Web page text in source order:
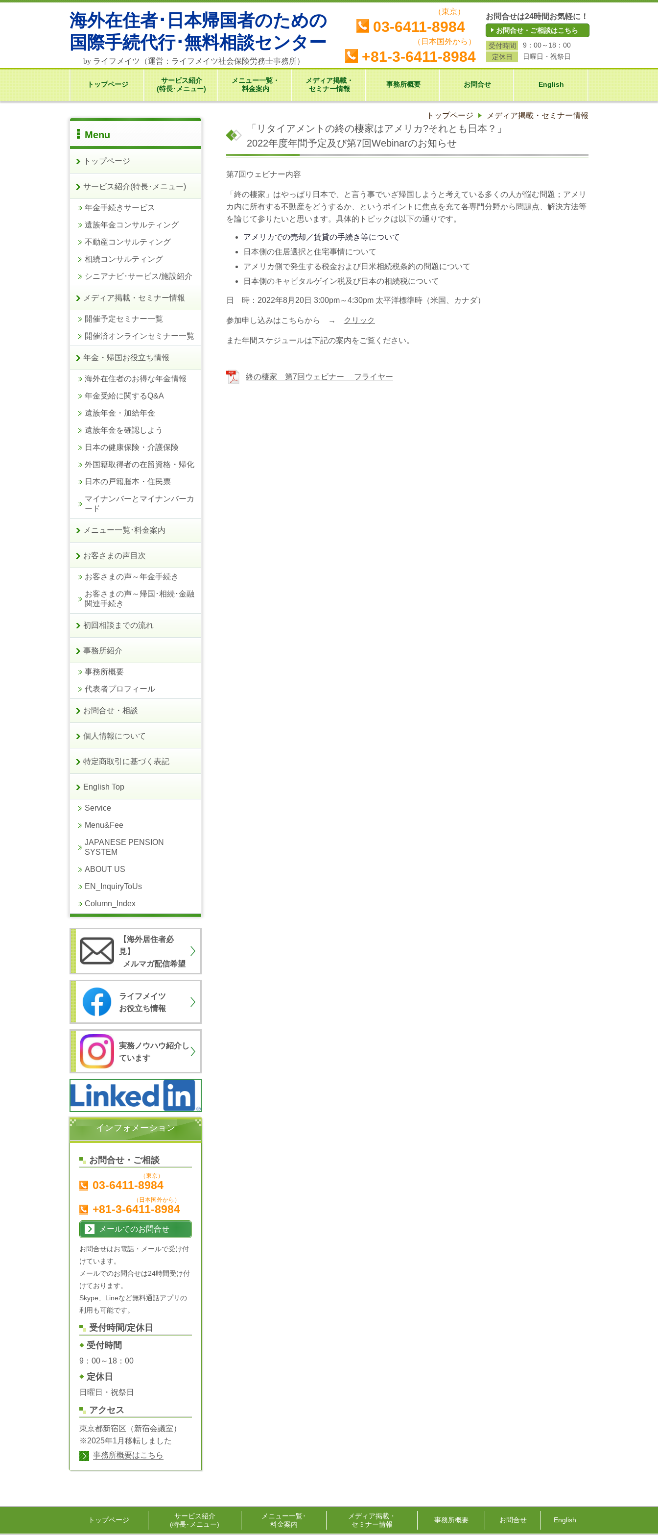
海外在住者･日本帰国者のための
国際手続代行･無料相談センター
by ライフメイツ（運営：ライフメイツ社会保険労務士事務所）
（東京）
03-6411-8984
（日本国外から）
+81-3-6411-8984
お問合せは24時間お気軽に！
お問合せ・ご相談はこちら
受付時間
9：00～18：00
定休日
日曜日・祝祭日
トップページ
サービス紹介
(特長･メニュー)
メニュー一覧・
料金案内
メディア掲載・
セミナー情報
事務所概要 お問合せ English
トップページ メディア掲載・セミナー情報
「リタイアメントの終の棲家はアメリカ?それとも日本？」
2022年度年間予定及び第7回Webinarのお知らせ
第7回ウェビナー内容
「終の棲家」はやっぱり日本で、と言う事でいざ帰国しようと考えている多くの人が悩む問題；アメリ
カ内に所有する不動産をどうするか、というポイントに焦点を充て各専門分野から問題点、解決方法等
を論じて参りたいと思います。具体的トピックは以下の通りです。
アメリカでの売却／賃貸の手続き等について
日本側の住居選択と住宅事情について
アメリカ側で発生する税金および日米相続税条約の問題について
日本側のキャピタルゲイン税及び日本の相続税について
日 時：2022年8月20日 3:00pm～4:30pm 太平洋標準時（米国、カナダ）
参加申し込みはこちらから → クリック
また年間スケジュールは下記の案内をご覧ください。
終の棲家 第7回ウェビナー フライヤー
Menu
トップページ
サービス紹介(特長･メニュー)
年金手続きサービス
遺族年金コンサルティング
不動産コンサルティング
相続コンサルティング
シニアナビ･サービス/施設紹介
メディア掲載・セミナー情報
開催予定セミナー一覧
開催済オンラインセミナー一覧
年金・帰国お役立ち情報
海外在住者のお得な年金情報
年金受給に関するQ&A
遺族年金・加給年金
遺族年金を確認しよう
日本の健康保険・介護保険
外国籍取得者の在留資格・帰化
日本の戸籍謄本・住民票
マイナンバーとマイナンバーカ
ード
メニュー一覧･料金案内
お客さまの声目次
お客さまの声～年金手続き
お客さまの声～帰国･相続･金融
関連手続き
初回相談までの流れ
事務所紹介
事務所概要
代表者プロフィール
お問合せ・相談
個人情報について
特定商取引に基づく表記
English Top
Service
Menu&Fee
JAPANESE PENSION
SYSTEM
ABOUT US
EN_InquiryToUs
Column_Index
【海外居住者必
見】
メルマガ配信希望
ライフメイツ
お役立ち情報
実務ノウハウ紹介し
ています
インフォメーション
お問合せ・ご相談
（東京）
03-6411-8984
（日本国外から）
+81-3-6411-8984
メールでのお問合せ
お問合せはお電話・メールで受け付
けています。
メールでのお問合せは24時間受け付
けております。
Skype、Lineなど無料通話アプリの
利用も可能です。
受付時間/定休日
受付時間
9：00～18：00
定休日
日曜日・祝祭日
アクセス
東京都新宿区（新宿会議室）
※2025年1月移転しました
事務所概要はこちら
トップページ
サービス紹介
(特長･メニュー)
メニュー一覧･
料金案内
メディア掲載・
セミナー情報
事務所概要 お問合せ English